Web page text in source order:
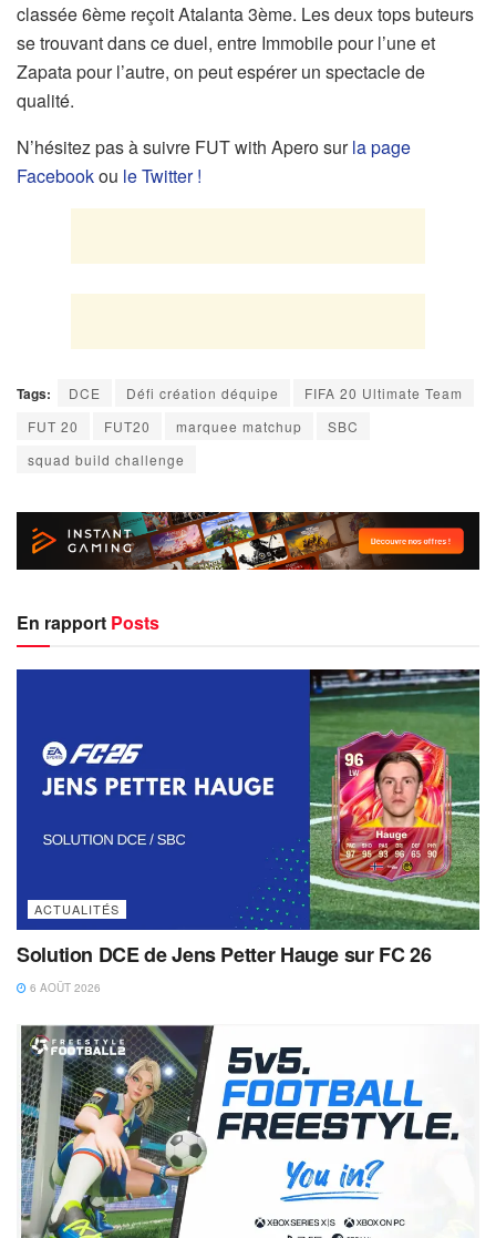
classée 6ème reçoit Atalanta 3ème. Les deux tops buteurs
se trouvant dans ce duel, entre Immobile pour l’une et
Zapata pour l’autre, on peut espérer un spectacle de
qualité.
N’hésitez pas à suivre FUT with Apero surla page
Facebookou le Twitter !
Tags: DCE Défi création déquipe
FIFA 20 Ultimate Team
FUT 20
FUT20 marquee matchup
SBC
squad build challenge
En rapport Posts
ACTUALITÉS
Solution DCE de Jens Petter Hauge sur FC 26
6 AOÛT 2026